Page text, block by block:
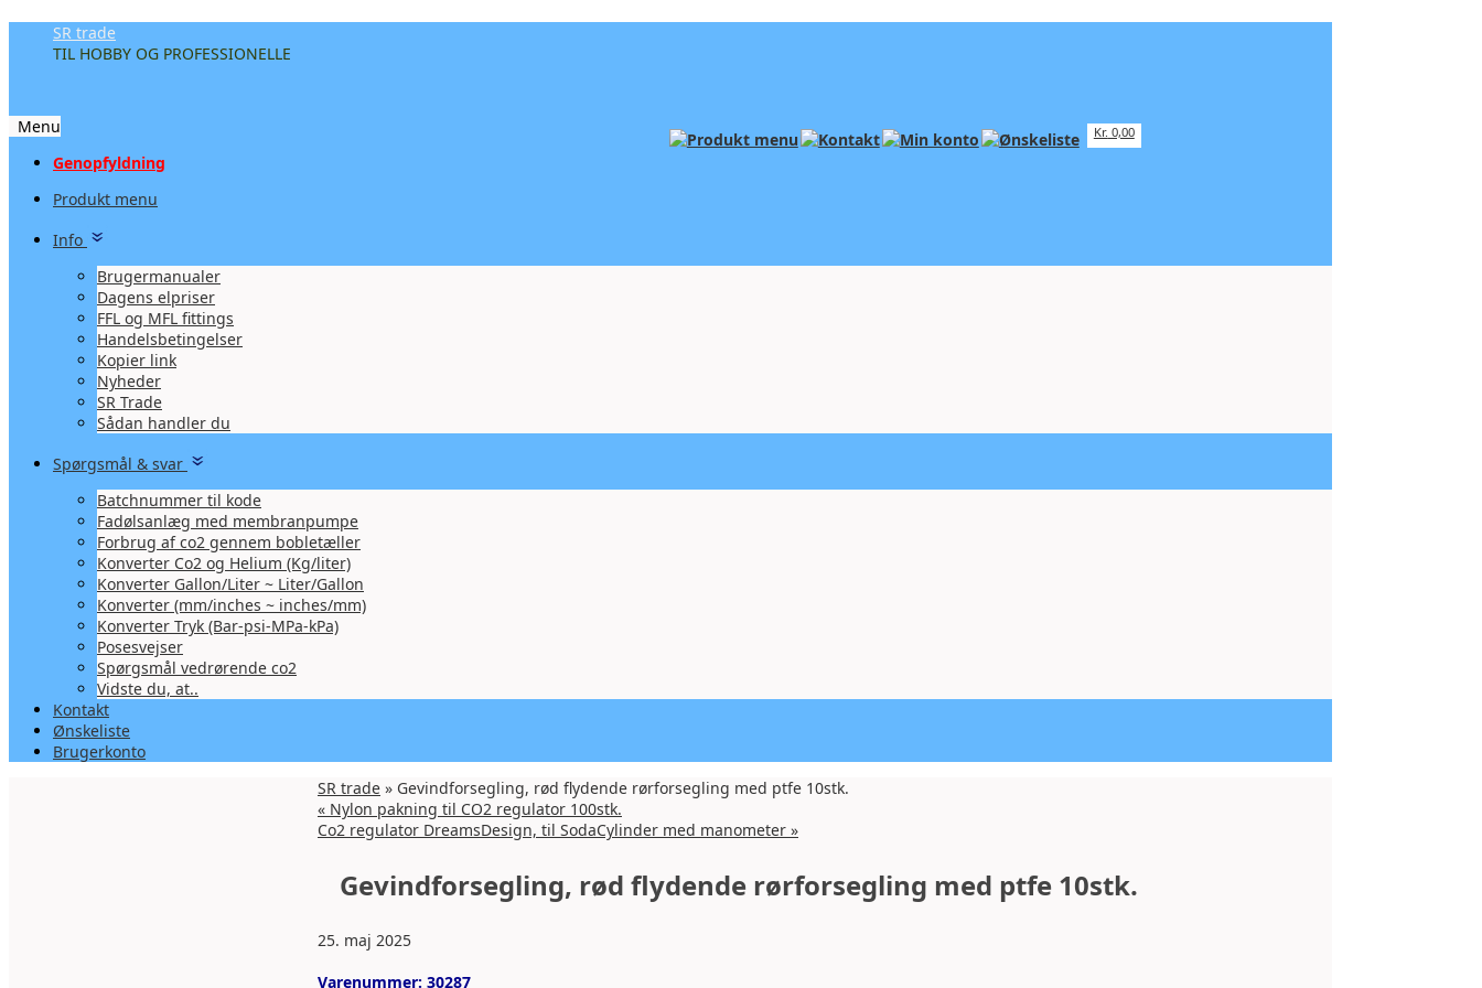
Kr. 0,00
SR trade
TIL HOBBY OG PROFESSIONELLE
Menu
Videre
indhold
Genopfyldning
Produkt menu
Info
Brugermanualer
Dagens elpriser
FFL og MFL fittings
Handelsbetingelser
Kopier link
Nyheder
SR Trade
Sådan handler du
Spørgsmål & svar
Batchnummer til kode
Fadølsanlæg med membranpumpe
Forbrug af co2 gennem bobletæller
Konverter Co2 og Helium (Kg/liter)
Konverter Gallon/Liter ~ Liter/Gallon
Konverter (mm/inches ~ inches/mm)
Konverter Tryk (Bar-psi-MPa-kPa)
Posesvejser
Spørgsmål vedrørende co2
Vidste du, at..
Kontakt
Ønskeliste
Brugerkonto
SR trade » Gevindforsegling, rød flydende rørforsegling med ptfe 10stk.
« Nylon pakning til CO2 regulator 100stk.
Co2 regulator DreamsDesign, til SodaCylinder med manometer »
Gevindforsegling, rød flydende rørforsegling med ptfe 10stk.
25. maj 2025
Varenummer: 30287